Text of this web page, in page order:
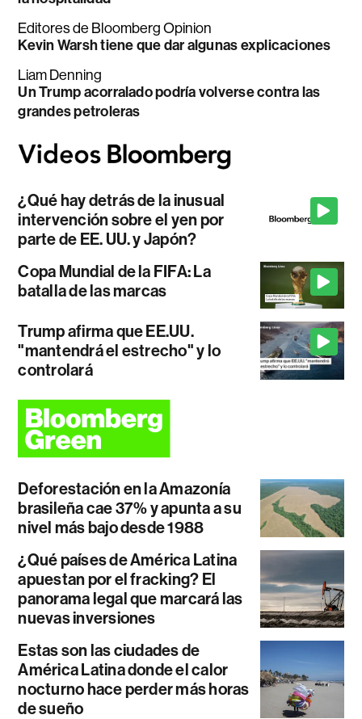
Editores de Bloomberg Opinion
Kevin Warsh tiene que dar algunas explicaciones
Liam Denning
Un Trump acorralado podría volverse contra las
grandes petroleras
¿Qué hay detrás de la inusual
intervención sobre el yen por
parte de EE. UU. y Japón?
Copa Mundial de la FIFA: La
batalla de las marcas
Trump afirma que EE.UU.
"mantendrá el estrecho" y lo
controlará
Deforestación en la Amazonía
brasileña cae 37% y apunta a su
nivel más bajo desde 1988
¿Qué países de América Latina
apuestan por el fracking? El
panorama legal que marcará las
nuevas inversiones
Estas son las ciudades de
América Latina donde el calor
nocturno hace perder más horas
de sueño